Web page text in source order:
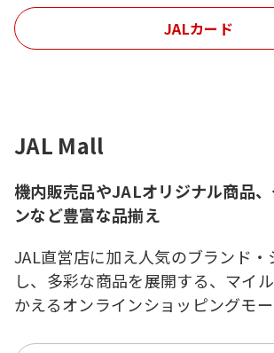
JALカード
JAL Mall
機内販売品やJALオリジナル商品
ンなど豊富な品揃え
JAL直営店に加え人気のブランド
し、多彩な商品を展開する、マイ
かえるオンラインショッピングモー